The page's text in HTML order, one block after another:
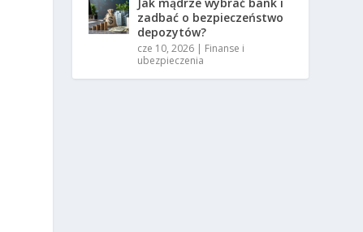
zadbać o bezpieczeństwo
depozytów?
cze 10, 2026 | Finanse i
ubezpieczenia